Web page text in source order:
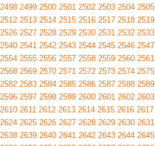
2498 2499 2500 2501 2502 2503 2504 2505
2512 2513 2514 2515 2516 2517 2518 2519
2526 2527 2528 2529 2530 2531 2532 2533
2540 2541 2542 2543 2544 2545 2546 2547
2554 2555 2556 2557 2558 2559 2560 2561
2568 2569 2570 2571 2572 2573 2574 2575
2582 2583 2584 2585 2586 2587 2588 2589
2596 2597 2598 2599 2600 2601 2602 2603
2610 2611 2612 2613 2614 2615 2616 2617
2624 2625 2626 2627 2628 2629 2630 2631
2638 2639 2640 2641 2642 2643 2644 2645